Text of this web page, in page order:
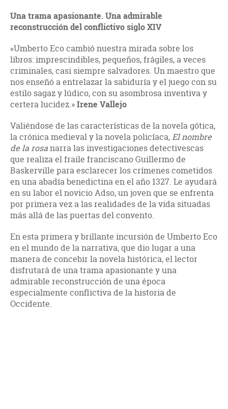
Una trama apasionante. Una admirable
reconstrucción del conflictivo siglo XIV
«Umberto Eco cambió nuestra mirada sobre los
libros: imprescindibles, pequeños, frágiles, a veces
criminales, casi siempre salvadores. Un maestro que
nos enseñó a entrelazar la sabiduría y el juego con su
estilo sagaz y lúdico, con su asombrosa inventiva y
certera lucidez.»Irene Vallejo
Valiéndose de las características de la novela gótica,
la crónica medieval y la novela policíaca,El nombre
de la rosanarra las investigaciones detectivescas
que realiza el fraile franciscano Guillermo de
Baskerville para esclarecer los crímenes cometidos
en una abadía benedictina en el año 1327. Le ayudará
en su labor el novicio Adso, un joven que se enfrenta
por primera vez a las realidades de la vida situadas
más allá de las puertas del convento.
En esta primera y brillante incursión de Umberto Eco
en el mundo de la narrativa, que dio lugar a una
manera de concebir la novela histórica, el lector
disfrutará de una trama apasionante y una
admirable reconstrucción de una época
especialmente conflictiva de la historia de
Occidente.